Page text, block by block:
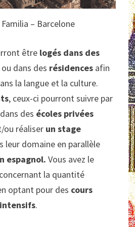
– Barcelone
être logés dans des
ou dans des résidences afin
la langue et la culture.
, ceux-ci pourront suivre par
des écoles privées
ou réaliser un stage
leur domaine en parallèle
espagnol. Vous avez le
la quantité
optant pour des cours
intensifs.